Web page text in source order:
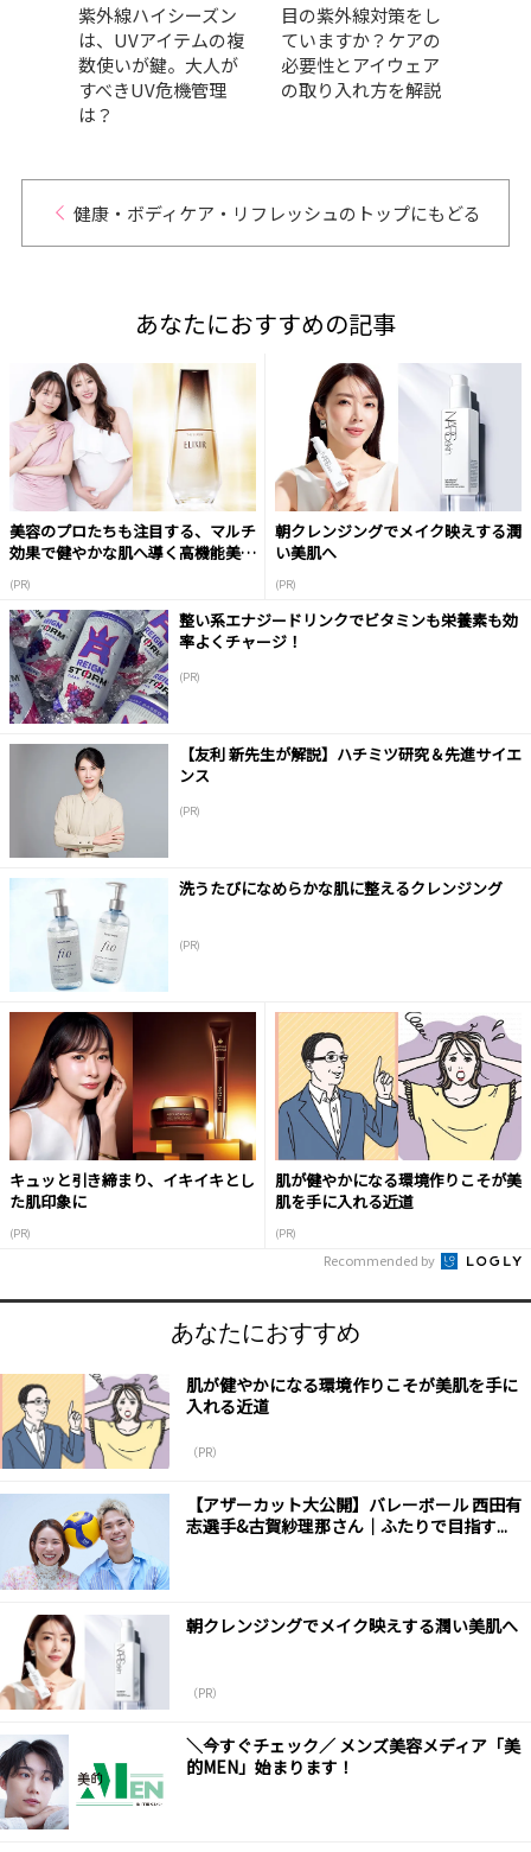
紫外線ハイシーズン
は、UVアイテムの複
数使いが鍵。大人が
すべきUV危機管理
は？
目の紫外線対策をし
ていますか？ケアの
必要性とアイウェア
の取り入れ方を解説
健康・ボディケア・リフレッシュのトップにもどる
あなたにおすすめの記事
美容のプロたちも注目する、マルチ
効果で健やかな肌へ導く高機能美容
(PR)
朝クレンジングでメイク映えする潤
い美肌へ
(PR)
整い系エナジードリンクでビタミンも栄養素も効
率よくチャージ！
(PR)
【友利 新先生が解説】ハチミツ研究＆先進サイエ
ンス
(PR)
洗うたびになめらかな肌に整えるクレンジング
(PR)
キュッと引き締まり、イキイキとし
た肌印象に
(PR)
肌が健やかになる環境作りこそが美
肌を手に入れる近道
(PR)
Recommended by
あなたにおすすめ
肌が健やかになる環境作りこそが美肌を手に
入れる近道
（PR）
【アザーカット大公開】バレーボール 西田有
志選手&古賀紗理那さん｜ふたりで目指す...
朝クレンジングでメイク映えする潤い美肌へ
（PR）
＼今すぐチェック／ メンズ美容メディア「美
的MEN」始まります！